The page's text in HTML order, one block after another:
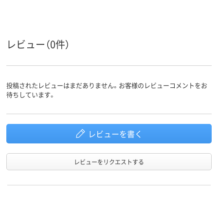
レビュー（0件）
投稿されたレビューはまだありません。お客様のレビューコメントをお
待ちしています。
レビューを書く
レビューをリクエストする